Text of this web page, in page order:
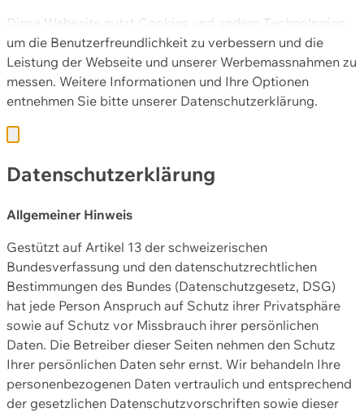
Diese Webseite nutzt Cookies und andere Technologien,
um die Benutzerfreundlichkeit zu verbessern und die
Leistung der Webseite und unserer Werbemassnahmen zu
messen. Weitere Informationen und Ihre Optionen
entnehmen Sie bitte unserer Datenschutzerklärung.
Datenschutzerklärung
Allgemeiner Hinweis
Gestützt auf Artikel 13 der schweizerischen
Bundesverfassung und den datenschutzrechtlichen
Bestimmungen des Bundes (Datenschutzgesetz, DSG)
hat jede Person Anspruch auf Schutz ihrer Privatsphäre
sowie auf Schutz vor Missbrauch ihrer persönlichen
Daten. Die Betreiber dieser Seiten nehmen den Schutz
Ihrer persönlichen Daten sehr ernst. Wir behandeln Ihre
personenbezogenen Daten vertraulich und entsprechend
der gesetzlichen Datenschutzvorschriften sowie dieser